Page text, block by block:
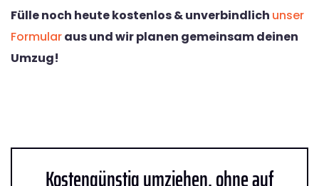
Fülle noch heute kostenlos & unverbindlich unser
Formularaus und wir planen gemeinsam deinen
Umzug!
Kostengünstig umziehen, ohne auf